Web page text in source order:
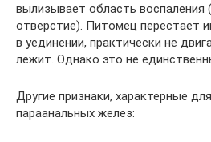
вылизывает область воспаления
отверстие). Питомец перестает
в уединении, практически не
лежит. Однако это не
Другие признаки, характерные
параанальных желез: